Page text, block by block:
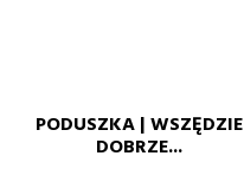
PODUSZKA | WSZĘDZIE
DOBRZE...